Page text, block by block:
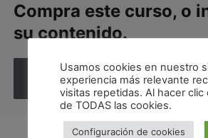
Compra este curso, o
su contenido.
Comprar curso
Usamos cookies en nuestro
experiencia más relevante
visitas repetidas. Al hacer
de TODAS las cookies.
Configuración de cookies